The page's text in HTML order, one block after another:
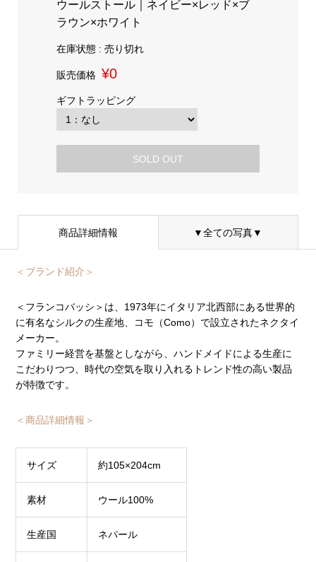
ウールストール｜ネイビー×レッド×ブ
ラウン×ホワイト
在庫状態 : 売り切れ
販売価格 ¥0
ギフトラッピング
SOLD OUT
商品詳細情報 ▼全ての写真▼
＜ブランド紹介＞
＜フランコバッシ＞は、1973年にイタリア北西部にある世界的
に有名なシルクの生産地、コモ（Como）で設立されたネクタイ
メーカー。
ファミリー経営を基盤としながら、ハンドメイドによる生産に
こだわりつつ、時代の空気を取り入れるトレンド性の高い製品
が特徴です。
＜商品詳細情報＞
サイズ 約105×204cm
素材 ウール100%
生産国 ネパール